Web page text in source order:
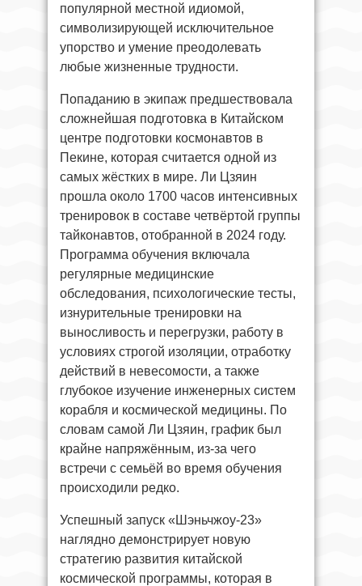
популярной местной идиомой,
символизирующей исключительное
упорство и умение преодолевать
любые жизненные трудности.
Попаданию в экипаж предшествовала
сложнейшая подготовка в Китайском
центре подготовки космонавтов в
Пекине, которая считается одной из
самых жёстких в мире. Ли Цзяин
прошла около 1700 часов интенсивных
тренировок в составе четвёртой группы
тайконавтов, отобранной в 2024 году.
Программа обучения включала
регулярные медицинские
обследования, психологические тесты,
изнурительные тренировки на
выносливость и перегрузки, работу в
условиях строгой изоляции, отработку
действий в невесомости, а также
глубокое изучение инженерных систем
корабля и космической медицины. По
словам самой Ли Цзяин, график был
крайне напряжённым, из-за чего
встречи с семьёй во время обучения
происходили редко.
Успешный запуск «Шэньчжоу-23»
наглядно демонстрирует новую
стратегию развития китайской
космической программы, которая в